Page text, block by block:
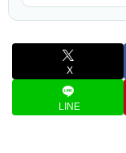
X
LINE